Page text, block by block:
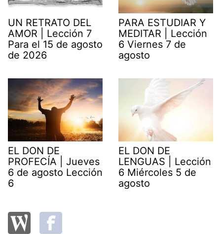
UN RETRATO DEL
AMOR | Lección 7
Para el 15 de agosto
de 2026
PARA ESTUDIAR Y
MEDITAR | Lección
6 Viernes 7 de
agosto
EL DON DE
PROFECÍA | Jueves
6 de agosto Lección
6
EL DON DE
LENGUAS | Lección
6 Miércoles 5 de
agosto